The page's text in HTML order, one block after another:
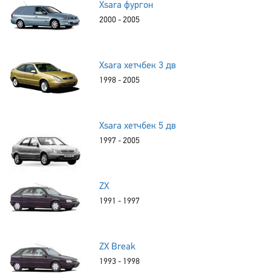
Xsara фургон
2000 - 2005
Xsara хетчбек 3 дв
1998 - 2005
Xsara хетчбек 5 дв
1997 - 2005
ZX
1991 - 1997
ZX Break
1993 - 1998